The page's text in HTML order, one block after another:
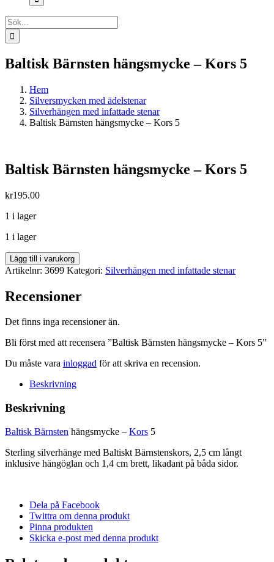
Sök
efter:
Baltisk Bärnsten hängsmycke – Kors 5
Hem
Silversmycken med ädelstenar
Silverhängen med infattade stenar
Baltisk Bärnsten hängsmycke – Kors 5
Baltisk Bärnsten hängsmycke – Kors 5
kr195.00
1 i lager
1 i lager
Baltisk
Bärnsten
-
Kors
mängd
Lägg till i varukorg
Artikelnr: 3699 Kategori: Silverhängen med infattade stenar
Recensioner
Det finns inga recensioner än.
Bli först med att recensera ”Baltisk Bärnsten hängsmycke – Kors 5”
Du måste vara inloggad för att skriva en recension.
Beskrivning
Beskrivning
Baltisk Bärnsten hängsmycke – Kors 5
Sterling silverhänge med Baltiskt Bärnstenskors, 2,5 cm långt
inklusive hängöglan och 1,4 cm brett, likadant på båda sidor.
Dela på Facebook
Twittra om denna produkt
Pinna produkten
Skicka e-post med denna produkt